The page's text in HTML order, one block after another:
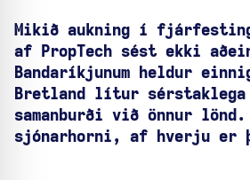
Mikið aukning í
af PropTech sést ekki
Bandaríkjunum heldur
Bretland lítur
samanburði við önnur
sjónarhorni, af hverju er